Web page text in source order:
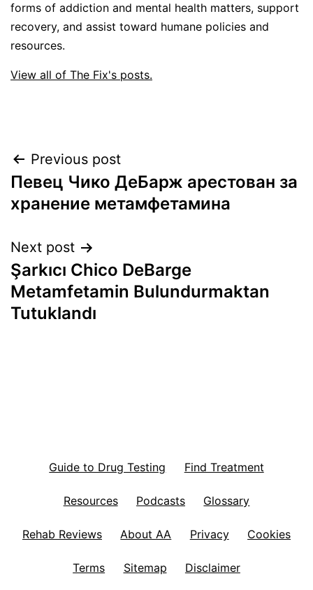
forms of addiction and mental health matters, support
recovery, and assist toward humane policies and
resources.
View all of The Fix's posts.
Post
navigation
Previous post
Певец Чико ДеБарж арестован за
хранение метамфетамина
Next post
Şarkıcı Chico DeBarge
Metamfetamin Bulundurmaktan
Tutuklandı
Guide to Drug Testing Find Treatment
Resources Podcasts Glossary
Rehab Reviews About AA Privacy Cookies
Terms Sitemap Disclaimer